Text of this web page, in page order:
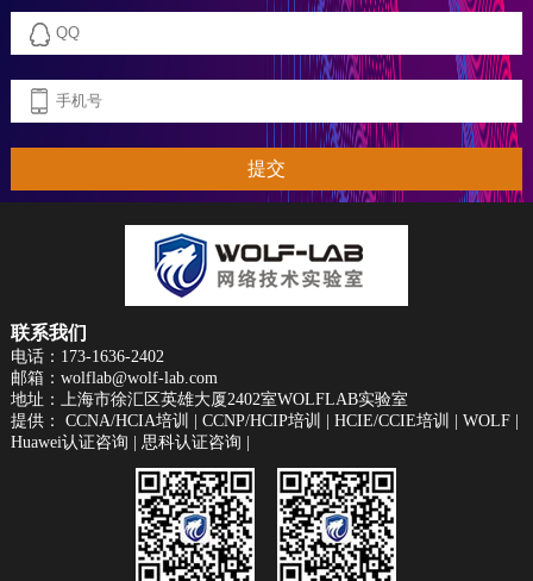
提交
联系我们
电话：173-1636-2402
邮箱：wolflab@wolf-lab.com
地址：上海市徐汇区英雄大厦2402室WOLFLAB实验室
提供： CCNA/HCIA培训 CCNP/HCIP培训 HCIE/CCIE培训 WOLF|
Huawei认证咨询
思科认证咨询